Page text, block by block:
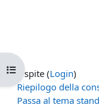
Apri indice del corso
Ospite (Login)
Riepilogo della
Passa al tema